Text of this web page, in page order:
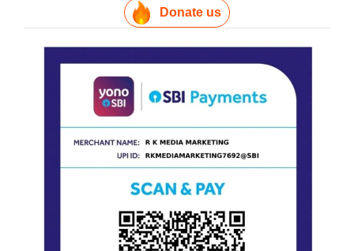
Donate us